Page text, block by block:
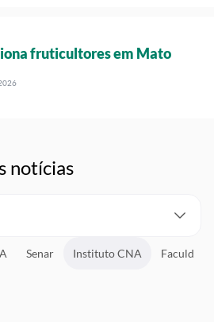
fruticultores em Mato
notícias
Senar Instituto CNA